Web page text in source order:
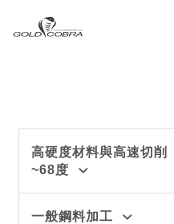
高硬度材料與高速切削
~68度
一般鋼料加工